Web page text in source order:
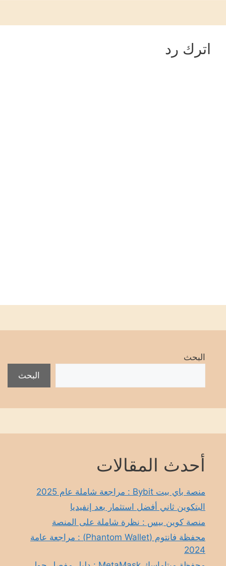
اترك رد
البحث
البحث
أحدث المقالات
منصة باي بيت Bybit : مراجعة شاملة عام 2025
البتكوين ثاني أفضل استثمار بعد إنفيديا
منصة كوين بيس : نظرة شاملة على المنصة
محفظة فانتوم (Phantom Wallet) : مراجعة عامة
2024